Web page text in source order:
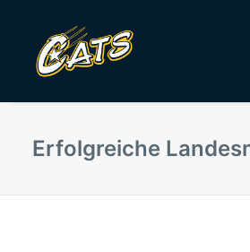
Erfolgreiche